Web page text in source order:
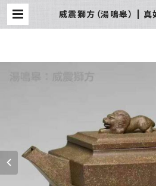
威震獅方（湯鳴皋） |